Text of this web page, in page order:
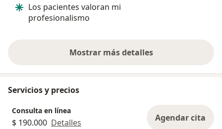
Los pacientes valoran mi
profesionalismo
Mostrar más detalles
sobre la experiencia
Servicios y precios
Consulta en línea
$ 190.000 Detalles Agendar cita